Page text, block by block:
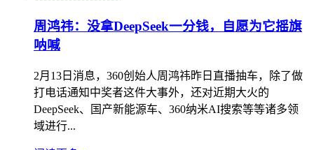
周鸿祎：没拿DeepSeek一分钱，自愿为它摇旗
呐喊
2月13日消息，360创始人周鸿祎昨日直播抽车，除了做
打电话通知中奖者这件大事外，还对近期大火的
DeepSeek、国产新能源车、360纳米AI搜索等等诸多领
域进行...